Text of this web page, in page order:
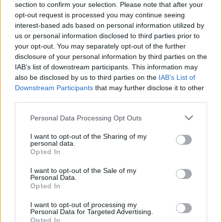
section to confirm your selection. Please note that after your
opt-out request is processed you may continue seeing
interest-based ads based on personal information utilized by
us or personal information disclosed to third parties prior to
your opt-out. You may separately opt-out of the further
disclosure of your personal information by third parties on the
IAB’s list of downstream participants. This information may
also be disclosed by us to third parties on the IAB’s List of
Downstream Participants that may further disclose it to other
Please note that this website/app uses one or more Google
not limited to your visit or usage behaviour. You may click to
grant or deny consent to Google and its third-party tags to
use your data for below specified purposes in below Google
consent section.
Personal Data Processing Opt Outs
I want to opt-out of the Sharing of my
personal data.
Opted In
I want to opt-out of the Sale of my
Personal Data.
Opted In
I want to opt-out of processing my
Personal Data for Targeted Advertising.
Opted In
amelyeket a produkció kiaknáz. Az más kérdés, hogy
Péterfy ki nem pontozandó kipontozandóiból úgy
tizenöt százalék fölösleges. A teng-leng szleng
összességében alkalmas arra, hogy az erős,
változatos, ironikus arzenált váratlan pillanatokban
kiélezze, kiélesítse, s ha kell, a komikust azonnal
tragikusba is fordítsa.
A kis, gyakorta önismétlő-variáló stációk között
Galkó Balázsnak (Faszi) csak drámán kívüli, a
publikummal cimboráló, cirkuszias kerengélésre
nyílik lehetősége. Sors helyett elmondás: hogyan
lettem a senkiföldje embere, (talán nem is csak) lelki
hajléktalan. A színész az őt babonázó
játékautomatához láncolva egyszemélyes színházat
művel, narrációja a jelenetek átkötését segíti. Nagy
Mari (Mama) a fényváltással is misztikus-
szürrealisztikussá tett magánszáma (miként
ment/menjen tönkre körülöttünk a család
valamennyi férfi tagja; persze ők a hibásak!) írói és